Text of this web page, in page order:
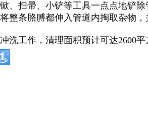
扫帚、小铲等工具一点点地铲
条胳膊都伸入管道内掏取杂物
工作，清理面积预计可达2600平